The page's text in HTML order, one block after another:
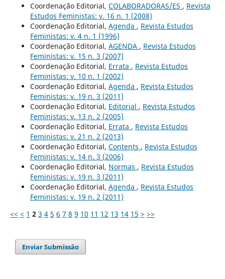
Coordenação Editorial, COLABORADORAS/ES , Revista
Estudos Feministas: v. 16 n. 1 (2008)
Coordenação Editorial, Agenda , Revista Estudos
Feministas: v. 4 n. 1 (1996)
Coordenação Editorial, AGENDA , Revista Estudos
Feministas: v. 15 n. 3 (2007)
Coordenação Editorial, Errata , Revista Estudos
Feministas: v. 10 n. 1 (2002)
Coordenação Editorial, Agenda , Revista Estudos
Feministas: v. 19 n. 3 (2011)
Coordenação Editorial, Editorial , Revista Estudos
Feministas: v. 13 n. 2 (2005)
Coordenação Editorial, Errata , Revista Estudos
Feministas: v. 21 n. 2 (2013)
Coordenação Editorial, Contents , Revista Estudos
Feministas: v. 14 n. 3 (2006)
Coordenação Editorial, Normas , Revista Estudos
Feministas: v. 19 n. 3 (2011)
Coordenação Editorial, Agenda , Revista Estudos
Feministas: v. 19 n. 2 (2011)
<< < 1 2 3 4 5 6 7 8 9 10 11 12 13 14 15 > >>
Enviar Submissão